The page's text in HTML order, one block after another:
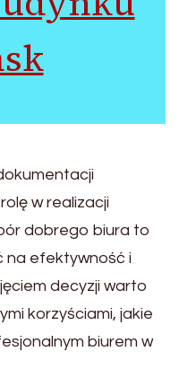
w realizacji
dobrego biura to
na efektywność i
decyzji warto
korzyściami, jakie
biurem w